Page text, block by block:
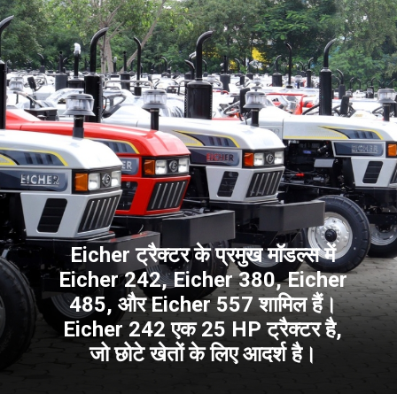
Eicher ट्रैक्टर के प्रमुख मॉडल्स में
Eicher 242, Eicher 380, Eicher
485, और Eicher 557 शामिल हैं।
Eicher 242 एक 25 HP ट्रैक्टर है,
जो छोटे खेतों के लिए आदर्श है।